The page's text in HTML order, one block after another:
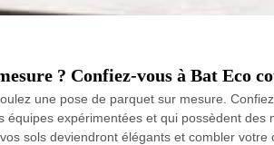
? Confiez-vous à Bat Eco
une pose de parquet sur mesure.
équipes expérimentées et qui possèdent
sols deviendront élégants et combler